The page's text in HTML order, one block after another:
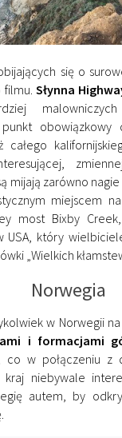
się o
filmu. Słynna
obowiązkowy
całego
mijają zarówno nagie
miejscem
most Bixby
USA, który
„Wielkich
Norwegia
w Norwegii
i formacjami
co w połączeniu z
niebywale
autem, by